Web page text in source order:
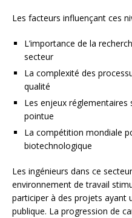
Les facteurs influençant ces
L’importance de la
secteur
La complexité des
qualité
Les enjeux
pointue
La compétition mondiale
biotechnologique
Les ingénieurs dans ce
environnement de travail
participer à des projets ayant
publique. La progression de